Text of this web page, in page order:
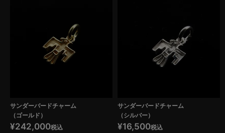
サンダーバードチャーム
（ゴールド）
¥242,000税込
サンダーバードチャーム
（シルバー）
¥16,500税込